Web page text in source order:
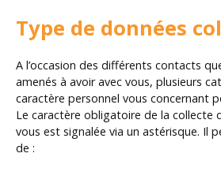
Type de données
A l’occasion des différents contacts
amenés à avoir avec vous, plusieurs
caractère personnel vous concernant
Le caractère obligatoire de la collecte
vous est signalée via un astérisque. Il
de :